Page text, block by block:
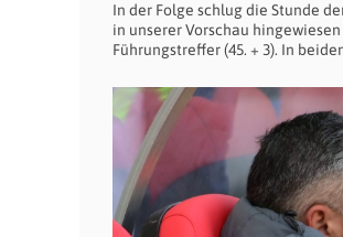
In der Folge schlug die Stunde
in unserer Vorschau
Führungstreffer (45. + 3). In